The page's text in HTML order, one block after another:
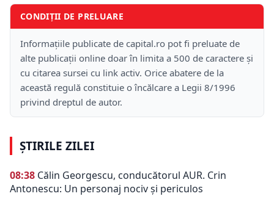
CONDIȚII DE PRELUARE
Informațiile publicate de capital.ro pot fi preluate de
alte publicații online doar în limita a 500 de caractere și
cu citarea sursei cu link activ. Orice abatere de la
această regulă constituie o încălcare a Legii 8/1996
privind dreptul de autor.
ȘTIRILE ZILEI
08:38 Călin Georgescu, conducătorul AUR. Crin
Antonescu: Un personaj nociv şi periculos